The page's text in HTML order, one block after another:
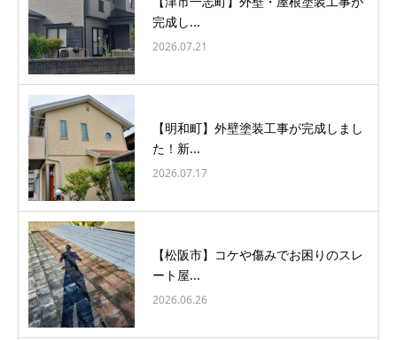
完成し...
2026.07.21
【明和町】外壁塗装工事が完成しまし
た！新...
2026.07.17
【松阪市】コケや傷みでお困りのスレ
ート屋...
2026.06.26